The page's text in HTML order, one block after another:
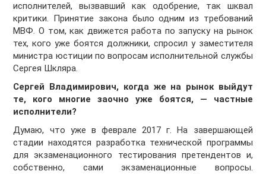
исполнителей, вызвавший как одобрение, так шквал
критики. Принятие закона было одним из требований
МВФ. О том, как движется работа по запуску на рынок
тех, кого уже боятся должники, спросил у заместителя
министра юстиции по вопросам исполнительной службы
Сергея Шкляра.
Сергей Владимирович, когда же на рынок выйдут
те, кого многие заочно уже боятся, — частные
исполнители?
Думаю, что уже в феврале 2017 г. На завершающей
стадии находятся разработка технической программы
для экзаменационного тестирования претендентов и,
собственно, сами экзаменационные вопросы.